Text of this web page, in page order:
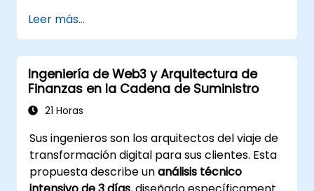
interactuar con el algoritmo de consenso
Tendermint.
Utilizar el protocolo IBC para la
comunicación entre cadenas de bloques.
Aplicar las mejores prácticas en materia
de seguridad, escalado y rendimiento en
Leer más...
Ingeniería de Web3 y Arquitectura de
Finanzas en la Cadena de Suministro
21 Horas
Sus ingenieros son los arquitectos del viaje de
transformación digital para sus clientes. Esta
propuesta describe unanálisis técnico